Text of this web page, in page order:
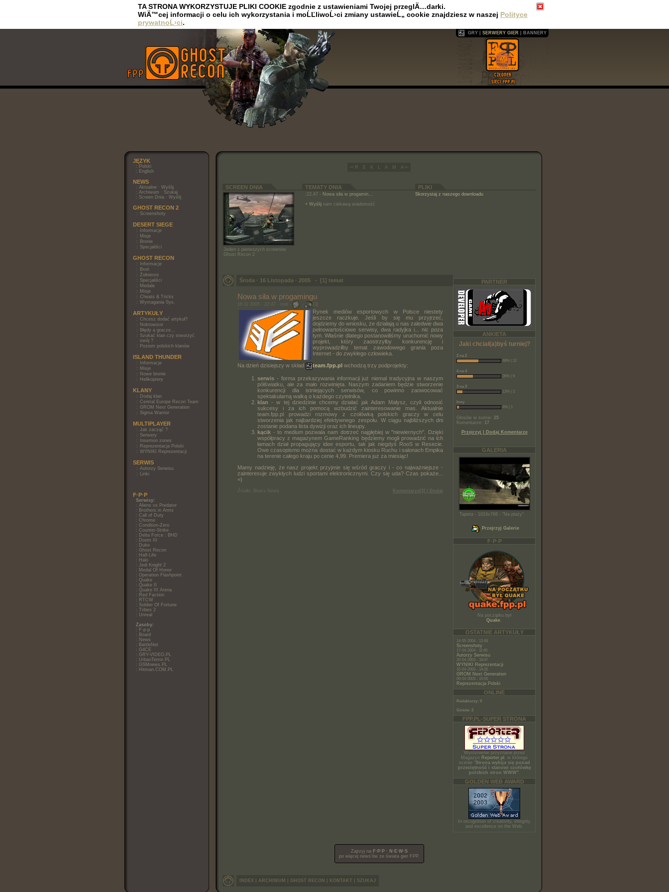
TA STRONA WYKORZYSTUJE PLIKI COOKIE zgodnie z ustawieniami Twojej przeglÄ…darki.
WiÄ™cej informacji o celu ich wykorzystania i moĹĽliwoĹ›ci zmiany ustawieĹ„ cookie znajdziesz w naszej Polityce
prywatnoĹ›ci.
GRY SERWERY GIER | BANNERY
JĘZYK
: Polski
: English
NEWS
: Aktualne · Wyślij
: Archiwum · Szukaj
: Screen Dnia · Wyślij
GHOST RECON 2
: Screenshoty
DESERT SIEGE
:
Informacje
: Misje
:
Bronie
: Specjaliści
GHOST RECON
:
Informacje
:
Broń
: Żołnierze
: Specjaliści
: Medale
: Misje
: Cheats & Tricks
: Wymagania Sys.
ARTYKUŁY
: Chcesz dodać artykuł?
: Noktowizor
:
Błędy a gracze...
: Szukać klan czy stworzyć
swój ?
:
Poziom polskich klanów
ISLAND THUNDER
:
Informacje
: Misje
: Nowe bronie
:
Helikoptery
KLANY
:
Dodaj klan
: Central Europe Recon Team
: GROM Next Generation
: Sigma Warrior
MULTIPLAYER
: Jak zacząć ?
: Serwery
:
Insertion zones
:
Reprezentacja Polski
: WYNIKI Reprezentacji
SERWIS
: Autorzy Serwisu
:
Linki
F·P·P
Serwisy:
: Aliens vs Predator
: Brothers in Arms
: Call of Duty
: Chrome
: Condition-Zero
: Counter-Strike
: Delta Force : BHD
: Doom III
: Duke
: Ghost Recon
: Half-Life
: Halo
: Jedi Knight 2
: Medal Of Honor
: Operation Flashpoint
: Quake
: Quake II
: Quake III Arena
: Red Faction
: RTCW
: Soldier Of Fortune
: Tribes 2
: Unreal
Zasoby:
: F·p·p
: Board
: News
: BattleNet
: G4CE
: GRY-VIDEO.PL
: UrbanTerror.PL
: GSMnews.PL
: Hitman.COM.PL
-= R E K L A M A =-
SCREEN DNIA TEMATY DNIA PLIKI
Jeden z pierwszych screenów
Ghost Recon 2
:22.47 - Nowa siła w progamin...
+ Wyślij nam ciekawą wiadomość
Skorzystaj z naszego downloadu
Środa · 16 Listopada · 2005 - [1] temat
Nowa siła w progamingu
Rynek mediów esportowych w Polsce niestety
jeszcze raczkuje. Jeśli by się mu przyjrzeć,
dojdziemy do wniosku, że działają u nas zaledwie dwa
pełnowartościowe serwisy, dwa radyjka i... nic poza
tym. Właśnie dlatego postanowiliśmy uruchomić nowy
projekt, który zaostrzyłby konkurencję i
wyprowadziłby temat zawodowego grania poza
Internet - do zwykłego człowieka.
Na dzień dzisiejszy w skład team.fpp.pl wchodzą trzy podprojekty:
serwis - forma przekazywania informacji już niemal tradycyjna w naszym
półświatku, ale za mało rozwinięta. Naszym zadaniem będzie stworzenie
konkurencji dla istniejących serwisów, co powinno zaowocować
spektakularną walką o każdego czytelnika.
klan - w tej dziedzinie chcemy działać jak Adam Małysz, czyli odnosić
sukcesy i za ich pomocą wzbudzić zainteresowanie mas. Aktualnie
team.fpp.pl prowadzi rozmowy z czołówką polskich graczy w celu
stworzenia jak najbardziej efektywnego zespołu. W ciągu najbliższych dni
zostanie podana lista dywizji oraz ich lineupy.
kącik - to medium pozwala nam dotrzeć najgłębiej w "niewiernych". Dzięki
współpracy z magazynem GameRanking będziemy mogli prowadzić na ich
łamach dział propagujący idee esportu, tak jak niegdyś RooS w Resecie.
Owe czasopismo można dostać w każdym kiosku Ruchu i salonach Empika
na terenie całego kraju po cenie 4,99. Premiera już za miesiąc!
Mamy nadzieję, że nasz projekt przyjmie się wśród graczy i - co najważniejsze -
zainteresuje zwykłych ludzi sportami elektronicznymi. Czy się uda? Czas pokaże...
=)
Źródło: Blue's News Komentarze[3] | Dodaj
PARTNER
ANKIETA
Jaki chciał(a)byś turniej?
2 na 2
48% | 12
4 na 4
36% | 9
3 na 3
12% | 3
Inny
4% | 1
Głosów w sumie: 25
Komentarze: 17
Przejrzyj | Dodaj Komentarze
GALERIA
Tapeta - 1024x768 - "Na plaży"
Przejrzyj Galerie
F·P·P
Na początku był
Quake.
OSTATNIE ARTYKUŁY
14·05·2004 - 12:48
Screenshoty
17·04·2004 - 11:40
Autorzy Serwisu
20·04·2003 - 18:47
WYNIKI Reprezentacji
10·04·2003 - 14:26
GROM Next Generation
09·04·2003 - 15:55
Reprezentacja Polski
ONLINE
Redaktorzy: 0
Goście: 2
FPP.PL-SUPER STRONA
Wyróznienie przyznane przez
Magazyn Reporter.pl , w którego
ocenie "Strona wybija się ponad
przeciętność i stanowi czołówkę
polskich stron WWW".
GOLDEN WEB AWARD
In recognition of creativity, integrity
and excellence on the Web.
Zajrzyj na F·P·P · N·E·W·S
po więcej news'ów ze świata gier FPP.
INDEX ARCHIWUM GHOST RECON KONTAKT SZUKAJ